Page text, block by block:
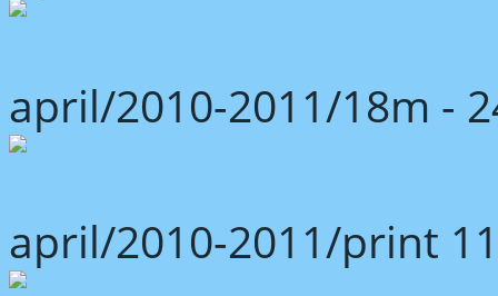
april/2010-2011/18m -
april/2010-2011/print